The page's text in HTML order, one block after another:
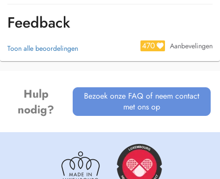
Feedback
Toon alle beoordelingen 470 Aanbevelingen
Hulp
nodig?
Bezoek onze FAQ of neem contact
met ons op